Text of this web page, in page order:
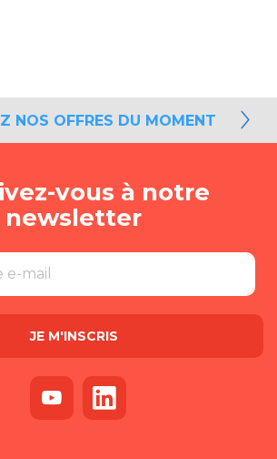
NOS OFFRES DU MOMENT
vous à notre
newsletter